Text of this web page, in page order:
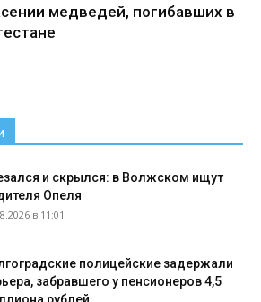
медведей, погибавших в
и скрылся: в Волжском ищут
Опеля
в 11:01
полицейские задержали
забравшего у пенсионеров 4,5